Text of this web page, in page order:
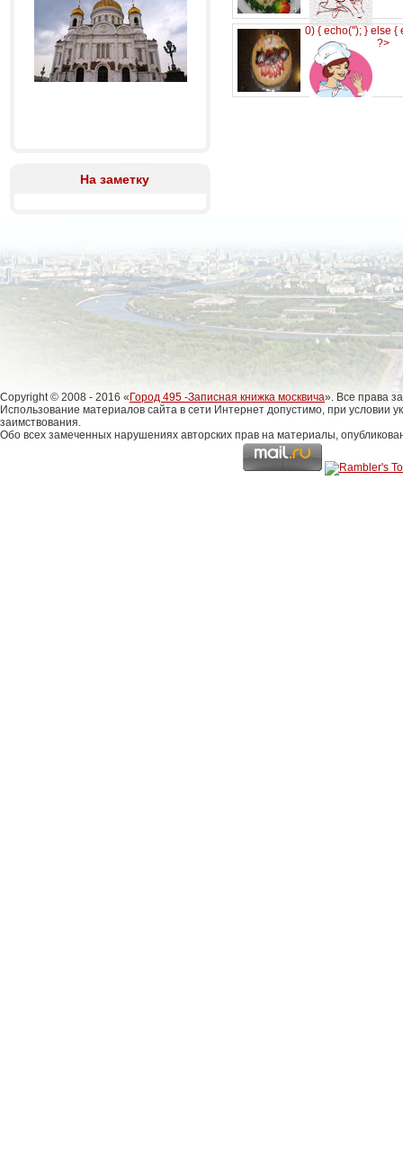
На заметку
0) { echo(''); } else {
?>
Copyright © 2008 - 2016 « Город 495 -Записная книжка москвича». Все права
Использование материалов сайта в сети Интернет допустимо, при условии
заимствования.
Обо всех замеченных нарушениях авторских прав на материалы,